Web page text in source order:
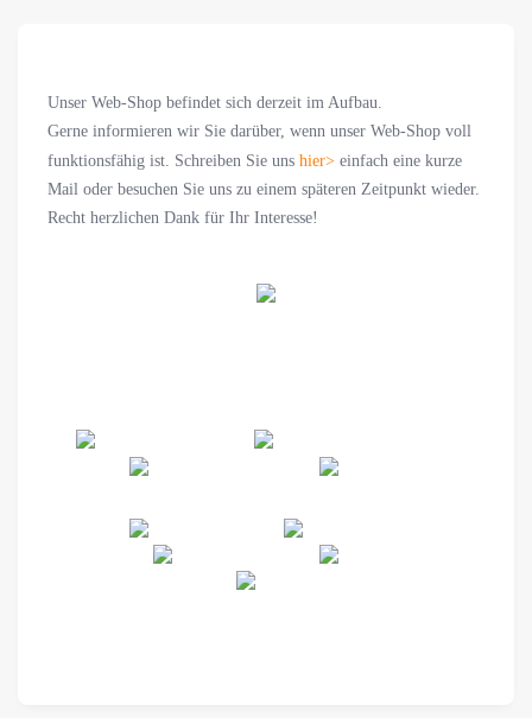
Unser Web-Shop befindet sich derzeit im Aufbau.
Gerne informieren wir Sie darüber, wenn unser Web-Shop voll
funktionsfähig ist. Schreiben Sie uns hier> einfach eine kurze
Mail oder besuchen Sie uns zu einem späteren Zeitpunkt wieder.
Recht herzlichen Dank für Ihr Interesse!